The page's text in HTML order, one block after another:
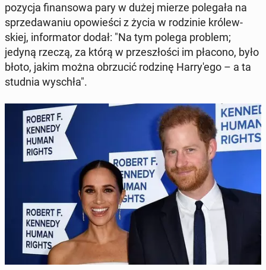
pozycja fi­nan­so­wa pary w dużej mierze po­le­ga­ła na
sprze­da­wa­niu opo­wie­ści z życia w ro­dzi­nie kró­lew­
skiej, in­for­ma­tor dodał: "Na tym polega problem;
jedyną rzeczą, za którą w prze­szło­ści im płacono, było
błoto, jakim można ob­rzu­cić rodzinę Har­ry­'e­go – a ta
studnia wyschła".